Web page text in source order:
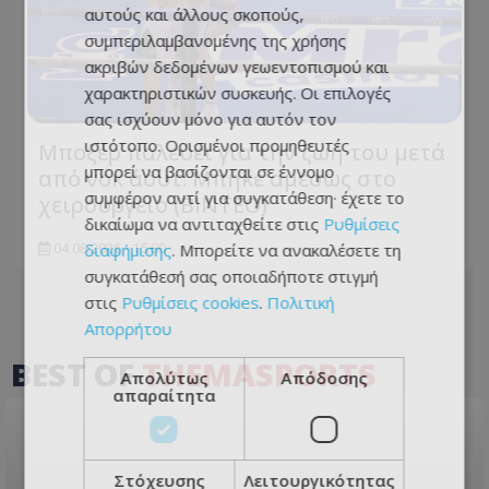
Μποξέρ παλεύει για την ζωή του μετά
από νοκ άουτ: Μπήκε αμέσως στο
χειρουργείο (ΒΙΝΤΕΟ)
04.08.2026 - 15:00
BEST OFTHEMASPORTS
αυτούς και άλλους σκοπούς,
συμπεριλαμβανομένης της χρήσης
ακριβών δεδομένων γεωεντοπισμού και
χαρακτηριστικών συσκευής. Οι επιλογές
σας ισχύουν μόνο για αυτόν τον
ιστότοπο. Ορισμένοι προμηθευτές
μπορεί να βασίζονται σε έννομο
συμφέρον αντί για συγκατάθεση· έχετε το
δικαίωμα να αντιταχθείτε στις Ρυθμίσεις
διαφήμισης. Μπορείτε να ανακαλέσετε τη
συγκατάθεσή σας οποιαδήποτε στιγμή
στις Ρυθμίσεις cookies. Πολιτική
Απορρήτου
Απολύτως
απαραίτητα
Απόδοσης
Στόχευσης Λειτουργικότητας